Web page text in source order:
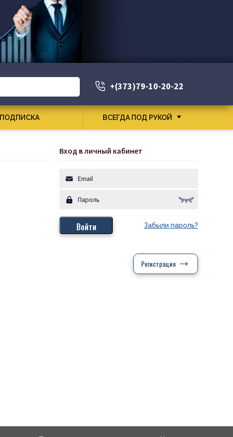
+(373)79-10-20-22
ПОДПИСКА ВСЕГДА ПОД РУКОЙ
Вход в личный кабинет
Забыли пароль?
Регистрация